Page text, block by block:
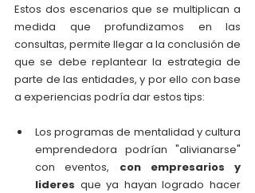
Estos dos escenarios que se multiplican a
medida que profundizamos en las
consultas, permite llegar a la conclusión de
que se debe replantear la estrategia de
parte de las entidades, y por ello con base
a experiencias podría dar estos tips:
Los programas de mentalidad y cultura
emprendedora podrían "alivianarse"
con eventos, con empresarios y
lideres que ya hayan logrado hacer